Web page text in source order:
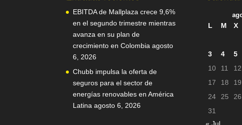
EBITDA de Mallplaza crece 9,6%
en el segundo trimestre mientras
avanza en su plan de
crecimiento en Colombia agosto
6, 2026
Chubb impulsa la oferta de
seguros para el sector de
energías renovables en América
Latina agosto 6, 2026
L M X
3
4 5
10
11 12
17
18 19
24
25 26
31
« Jul